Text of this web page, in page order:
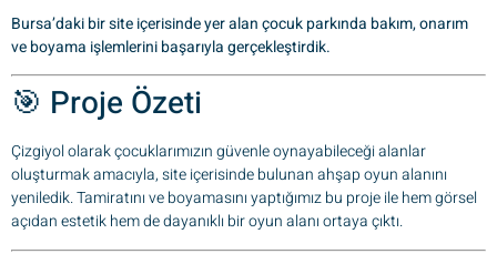
Bursa’daki bir site içerisinde yer alan çocuk parkında bakım, onarım
ve boyama işlemlerini başarıyla gerçekleştirdik.
🎯 Proje Özeti
Çizgiyol olarak çocuklarımızın güvenle oynayabileceği alanlar
oluşturmak amacıyla, site içerisinde bulunan ahşap oyun alanını
yeniledik. Tamiratını ve boyamasını yaptığımız bu proje ile hem görsel
açıdan estetik hem de dayanıklı bir oyun alanı ortaya çıktı.